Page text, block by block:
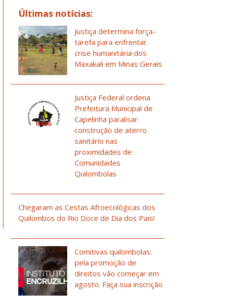
Últimas notícias:
Justiça determina força-
tarefa para enfrentar
crise humanitária dos
Maxakali em Minas Gerais
Justiça Federal ordena
Prefeitura Municipal de
Capelinha paralisar
construção de aterro
sanitário nas
proximidades de
Comunidades
Quilombolas
Chegaram as Cestas Afroecológicas dos
Quilombos do Rio Doce de Dia dos Pais!
Comitivas quilombolas:
pela promoção de
direitos vão começar em
agosto. Faça sua inscrição